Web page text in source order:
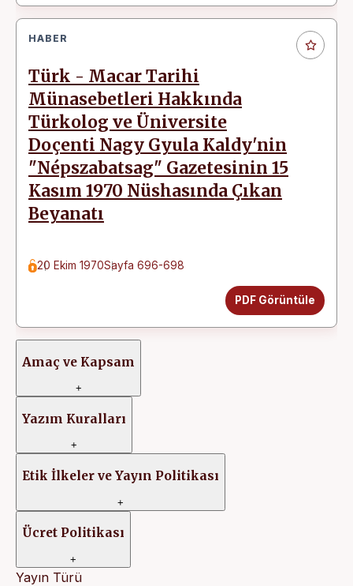
HABER
Türk - Macar Tarihi
Münasebetleri Hakkında
Türkolog ve Üniversite
Doçenti Nagy Gyula Kaldy'nin
"Népszabatsag" Gazetesinin 15
Kasım 1970 Nüshasında Çıkan
Beyanatı
20 Ekim 1970Sayfa 696-698
PDF Görüntüle
Amaç ve Kapsam
+
Yazım Kuralları
+
Etik İlkeler ve Yayın Politikası
+
Ücret Politikası
+
Yayın Türü